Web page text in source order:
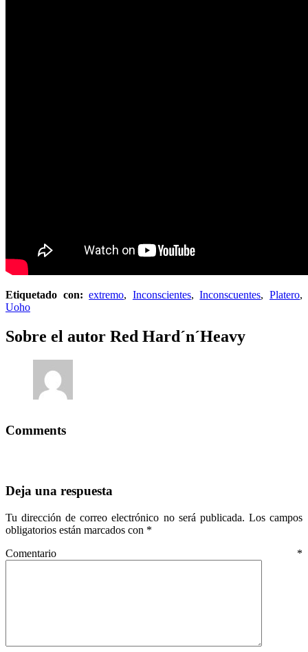
Etiquetado con: extremo, Inconscientes,Inconscuentes,Platero,
Uoho
Sobre el autor Red Hard´n´Heavy
Comments
Deja una respuesta
Tu dirección de correo electrónico no será publicada. Los campos
obligatorios están marcados con *
Comentario *